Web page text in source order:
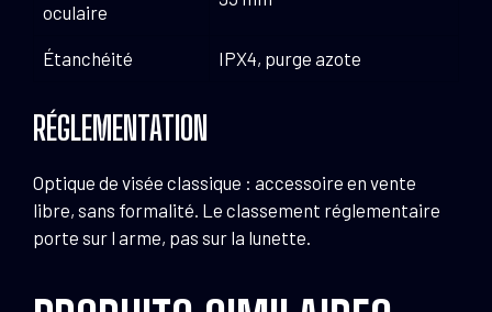
oculaire
Étanchéité IPX4, purge azote
RÉGLEMENTATION
Optique de visée classique : accessoire en vente
libre, sans formalité. Le classement réglementaire
porte sur l arme, pas sur la lunette.